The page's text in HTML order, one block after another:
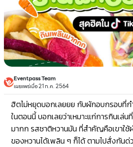
Eventpass Team
เผยแพร่เมื่อ 21 ก.ค. 2564
ฮิตไม่หยุดบอกเลยยย กับผักอบกรอบที่ก
ในตอนนี้ บอกเลยว่าเหมาะแก่การกินเล่
มากก รสชาติหวานมัน ที่สำคัญคือเขาใช้
ของหวานได้เพลิน ๆ ก็ได้ ตามไปสั่งกันด่ว